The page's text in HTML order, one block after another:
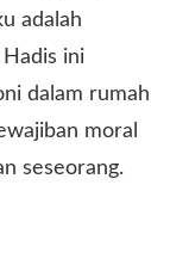
adalah
Hadis ini
dalam rumah
moral
seseorang.